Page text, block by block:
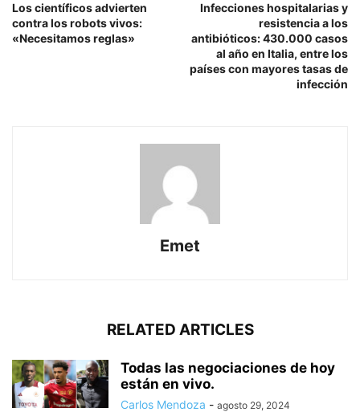
Los científicos advierten
contra los robots vivos:
«Necesitamos reglas»
Infecciones hospitalarias y
resistencia a los
antibióticos: 430.000 casos
al año en Italia, entre los
países con mayores tasas de
infección
Emet
RELATED ARTICLES
Todas las negociaciones de hoy
están en vivo.
Carlos Mendoza - agosto 29, 2024